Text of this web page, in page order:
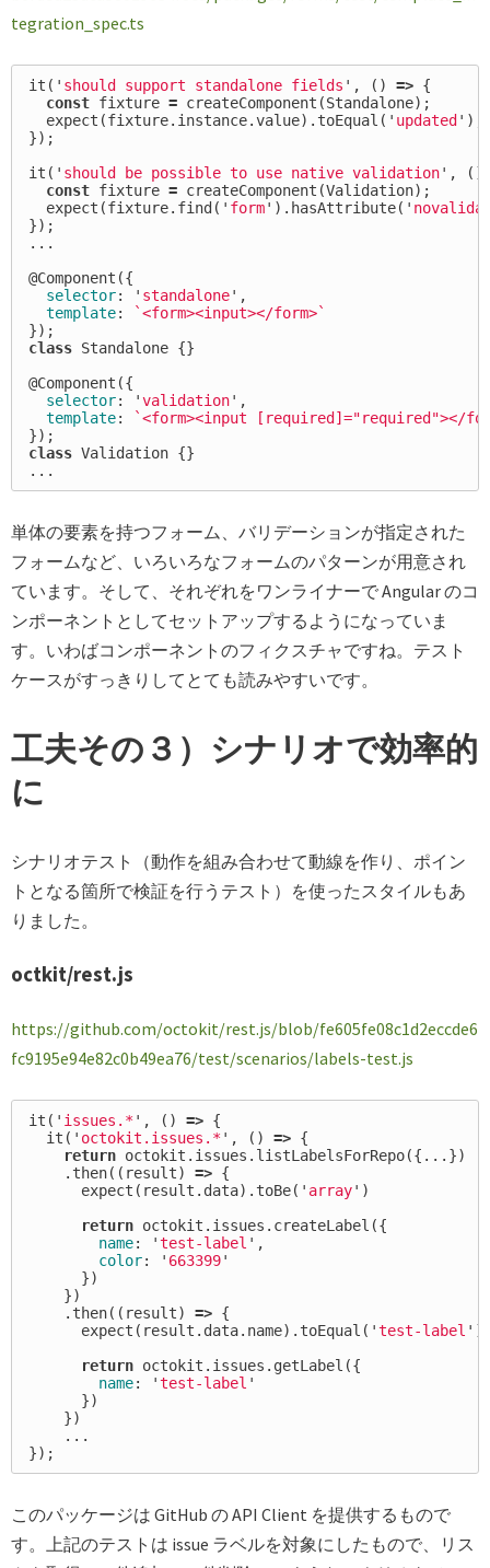
tegration_spec.ts
it ( ' should support standalone fields ' , () => {
const fixture = createComponent (Standalone);
expect (fixture. instance.value). toEqual ( ' updated ' );
});
it ( ' should be possible to use native validation' ,
()
const fixture = createComponent (Validation);
expect (fixture. find ( ' form' ). hasAttribute( '
});
...
@Component ({
selector: ' standalone' ,
template:
`<form><input></form>`
});
class Standalone {}
@Component ({
selector: 'validation' ,
template:
`<form><input [required]="required"></
});
class Validation {}
...
単体の要素を持つフォーム、バリデーションが指定された
フォームなど、いろいろなフォームのパターンが用意され
ています。そして、それぞれをワンライナーで Angular のコ
ンポーネントとしてセットアップするようになっていま
す。いわばコンポーネントのフィクスチャですね。テスト
ケースがすっきりしてとても読みやすいです。
工夫その３）シナリオで効率的
に
シナリオテスト（動作を組み合わせて動線を作り、ポイン
トとなる箇所で検証を行うテスト）を使ったスタイルもあ
りました。
octkit/rest.js
https://github.com/octokit/rest.js/blob/fe605fe08c1d2eccde6
fc9195e94e82c0b49ea76/test/scenarios/labels-test.js
it ( ' issues.*' , () => {
it ( ' octokit.issues.*' , () => {
return octokit . issues . listLabelsForRepo({...})
. then(( result) => {
expect ( result . data). toBe( ' array' )
return octokit . issues . createLabel ({
name: 'test-label ' ,
color: ' 663399'
})
})
. then(( result) => {
expect ( result . data. name). toEqual ( 'test-label ' )
return octokit . issues . getLabel ({
name: 'test-label '
})
})
...
});
このパッケージは GitHub の API Client を提供するもので
す。上記のテストは issue ラベルを対象にしたもので、リス